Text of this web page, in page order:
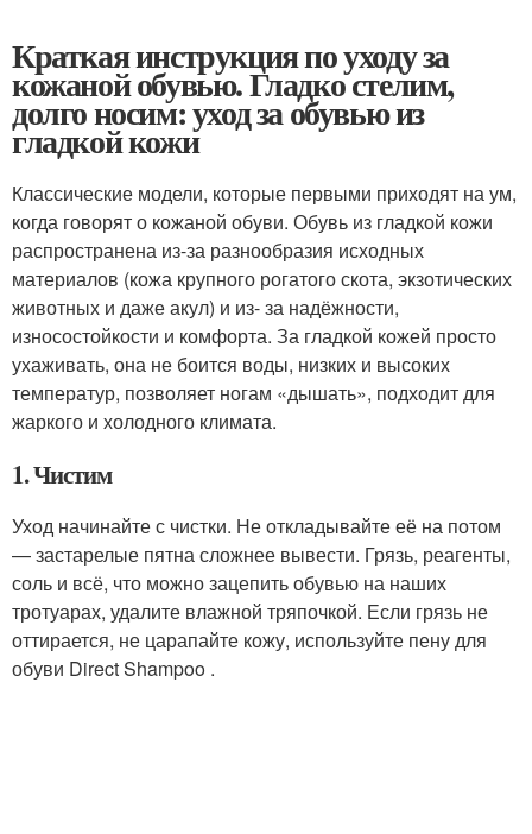
Краткая инструкция по уходу за
кожаной обувью. Гладко стелим,
долго носим: уход за обувью из
гладкой кожи
Классические модели, которые первыми приходят на ум,
когда говорят о кожаной обуви. Обувь из гладкой кожи
распространена из-за разнообразия исходных
материалов (кожа крупного рогатого скота, экзотических
животных и даже акул) и из- за надёжности,
износостойкости и комфорта. За гладкой кожей просто
ухаживать, она не боится воды, низких и высоких
температур, позволяет ногам «дышать», подходит для
жаркого и холодного климата.
1. Чистим
Уход начинайте с чистки. Не откладывайте её на потом
— застарелые пятна сложнее вывести. Грязь, реагенты,
соль и всё, что можно зацепить обувью на наших
тротуарах, удалите влажной тряпочкой. Если грязь не
оттирается, не царапайте кожу, используйте пену для
обуви Direct Shampoo .